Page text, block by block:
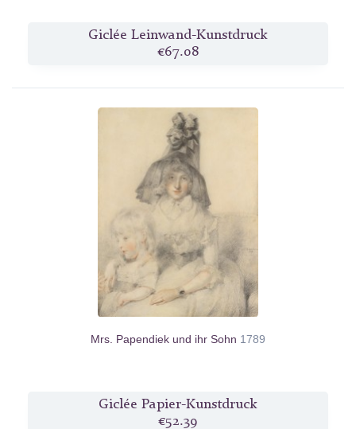
Giclée Leinwand-Kunstdruck
€67.08
Mrs. Papendiek und ihr Sohn 1789
Giclée Papier-Kunstdruck
€52.39